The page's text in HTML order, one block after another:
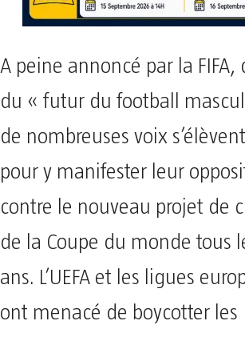
A peine annoncé par la FIFA,
du « futur du football
de nombreuses voix
pour y manifester leur
contre le nouveau projet de
de la Coupe du monde tous
ans. L’UEFA et les ligues
ont menacé de boycotter les